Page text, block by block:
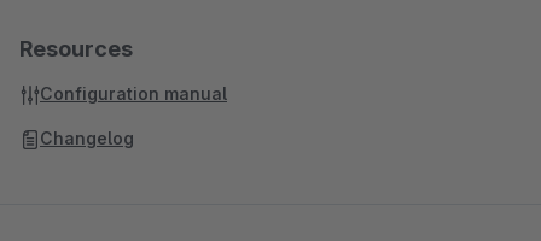
Resources
Configuration manual
Changelog